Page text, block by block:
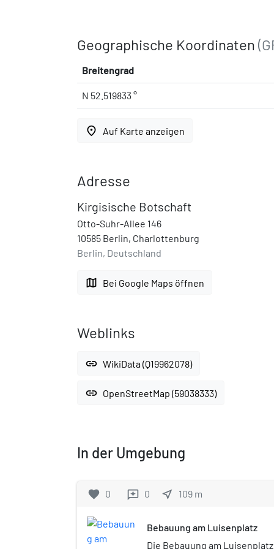
Geographische Koordinaten
Breitengrad
N 52.519833 °
place Auf Karte anzeigen
Adresse
Kirgisische Botschaft
Otto-Suhr-Allee 146
10585 Berlin, Charlottenburg
Berlin, Deutschland
map Bei Google Maps öffnen
Weblinks
link WikiData (Q19962078)
link OpenStreetMap (59038333)
In der Umgebung
favorite 0 reviews 0 near_me 109 m
Bebauung am Luisenplatz
Die Bebauung am